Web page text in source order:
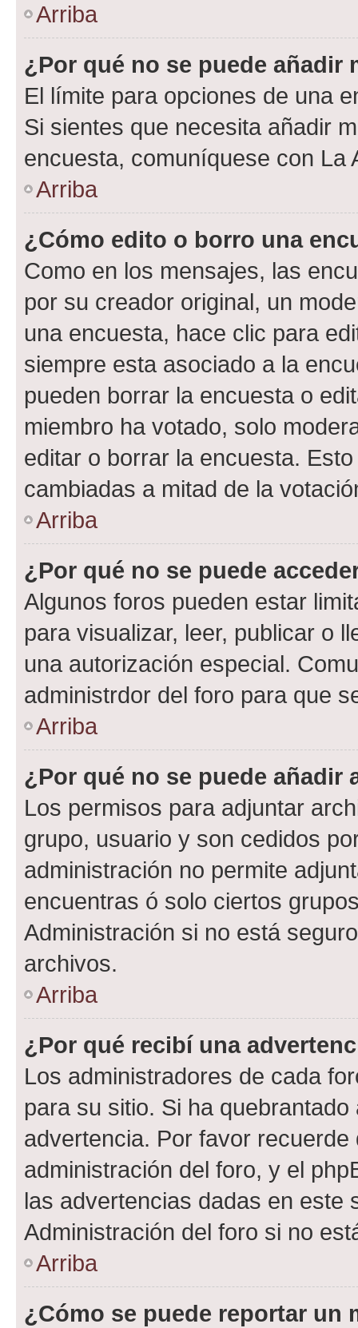
Arriba
¿Por qué no se puede añadir
El límite para opciones de una
Si sientes que necesita añadir
encuesta, comuníquese con La
Arriba
¿Cómo edito o borro una
Como en los mensajes, las
por su creador original, un
una encuesta, hace clic para
siempre esta asociado a la
pueden borrar la encuesta o
miembro ha votado, solo
editar o borrar la encuesta.
cambiadas a mitad de la
Arriba
¿Por qué no se puede
Algunos foros pueden estar
para visualizar, leer, publicar o
una autorización especial.
administrdor del foro para que
Arriba
¿Por qué no se puede añadir
Los permisos para adjuntar
grupo, usuario y son cedidos
administración no permite
encuentras ó solo ciertos
Administración si no está
archivos.
Arriba
¿Por qué recibí una
Los administradores de cada
para su sitio. Si ha
advertencia. Por favor
administración del foro, y el
las advertencias dadas en este
Administración del foro si no
Arriba
¿Cómo se puede reportar un